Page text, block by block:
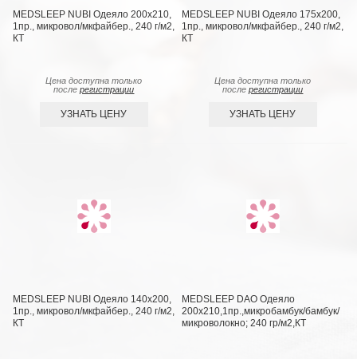
MEDSLEEP NUBI Одеяло 200х210,
1пр., микровол/мкфайбер., 240 г/м2,
КТ
Цена доступна только
послерегистрации
УЗНАТЬ ЦЕНУ
MEDSLEEP NUBI Одеяло 175х200,
1пр., микровол/мкфайбер., 240 г/м2,
КТ
Цена доступна только
послерегистрации
УЗНАТЬ ЦЕНУ
MEDSLEEP NUBI Одеяло 140х200,
1пр., микровол/мкфайбер., 240 г/м2,
КТ
MEDSLEEP DAO Одеяло
200х210,1пр.,микробамбук/бамбук/
микроволокно; 240 гр/м2,КТ